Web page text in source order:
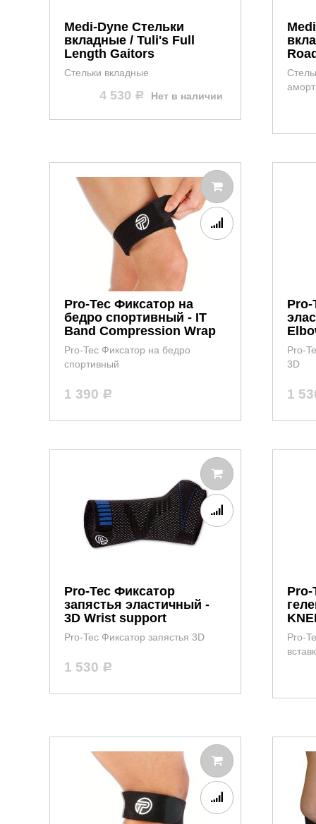
Medi-Dyne Стельки
вкладные / Tuli's Full
Length Gaitors
Стельки вкладные
4 530 Р Нет в наличии
Pro-Tec Фиксатор на
бедро спортивный - IT
Band Compression Wrap
Pro-Tec Фиксатор на бедро
спортивный
1 390 Р
Pro-
Pro-
3D
1
Pro-Tec Фиксатор
запястья эластичный -
3D Wrist support
Pro-Tec Фиксатор запястья 3D
1 530 Р
Pro-
Pro-